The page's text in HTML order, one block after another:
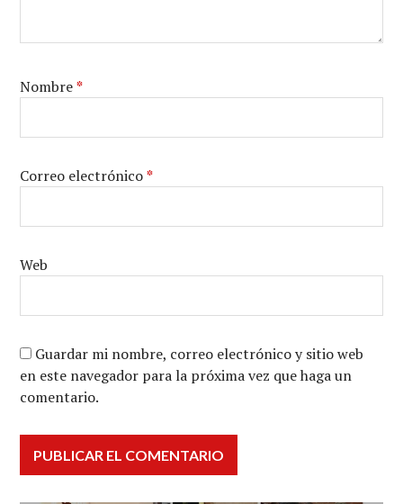
Nombre*
Correo electrónico*
Web
Guardar mi nombre, correo electrónico y sitio web
en este navegador para la próxima vez que haga un
comentario.